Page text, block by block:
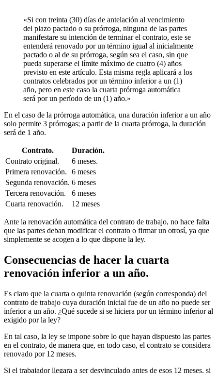
«Si con treinta (30) días de antelación al vencimiento
del plazo pactado o su prórroga, ninguna de las partes
manifestare su intención de terminar el contrato, este se
entenderá renovado por un término igual al inicialmente
pactado o al de su prórroga, según sea el caso, sin que
pueda superarse el límite máximo de cuatro (4) años
previsto en este artículo. Esta misma regla aplicará a los
contratos celebrados por un término inferior a un (1)
año, pero en este caso la cuarta prórroga automática
será por un período de un (1) año.»
En el caso de la prórroga automática, una duración inferior a un año
solo permite 3 prórrogas; a partir de la cuarta prórroga, la duración
será de 1 año.
Contrato.
Duración.
Contrato original.
6 meses.
Primera renovación.
6 meses
Segunda renovación. 6 meses
Tercera renovación.
6 meses
Cuarta renovación.
12 meses
Ante la renovación automática del contrato de trabajo, no hace falta
que las partes deban modificar el contrato o firmar un otrosí, ya que
simplemente se acogen a lo que dispone la ley.
Consecuencias de hacer la cuarta
renovación inferior a un año.
Es claro que la cuarta o quinta renovación (según corresponda) del
contrato de trabajo cuya duración inicial fue de un año no puede ser
inferior a un año. ¿Qué sucede si se hiciera por un término inferior al
exigido por la ley?
En tal caso, la ley se impone sobre lo que hayan dispuesto las partes
en el contrato, de manera que, en todo caso, el contrato se considera
renovado por 12 meses.
Si el trabajador llegara a ser desvinculado antes de esos 12 meses, si